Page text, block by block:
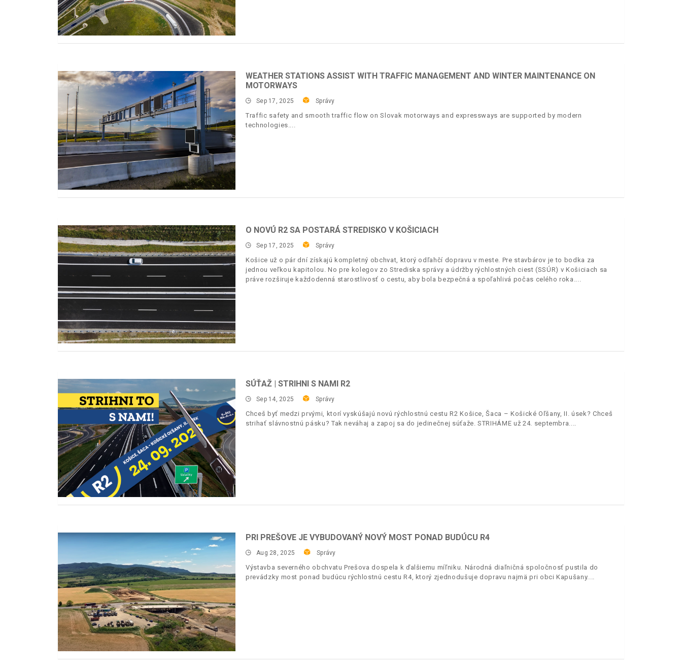
WEATHER STATIONS ASSIST WITH TRAFFIC MANAGEMENT AND WINTER MAINTENANCE ON
MOTORWAYS
Sep 17, 2025 Správy
Traffic safety and smooth traffic flow on Slovak motorways and expressways are supported by modern
technologies.
O NOVÚ R2 SA POSTARÁ STREDISKO V KOŠICIACH
Sep 17, 2025 Správy
Košice už o pár dní získajú kompletný obchvat, ktorý odľahčí dopravu v meste. Pre stavbárov je to bodka za
jednou veľkou kapitolou. No pre kolegov zo Strediska správy a údržby rýchlostných ciest (SSÚR) v Košiciach sa
práve rozširuje každodenná starostlivosť o cestu, aby bola bezpečná a spoľahlivá počas celého roka.
SÚŤAŽ | STRIHNI S NAMI R2
Sep 14, 2025 Správy
Chceš byť medzi prvými, ktorí vyskúšajú novú rýchlostnú cestu R2 Košice, Šaca – Košické Oľšany, II. úsek? Chceš
strihať slávnostnú pásku? Tak neváhaj a zapoj sa do jedinečnej súťaže. STRIHÁME už 24. septembra.
PRI PREŠOVE JE VYBUDOVANÝ NOVÝ MOST PONAD BUDÚCU R4
Aug 28, 2025 Správy
Výstavba severného obchvatu Prešova dospela k ďalšiemu míľniku. Národná diaľničná spoločnosť pustila do
prevádzky most ponad budúcu rýchlostnú cestu R4, ktorý zjednodušuje dopravu najmä pri obci Kapušany.